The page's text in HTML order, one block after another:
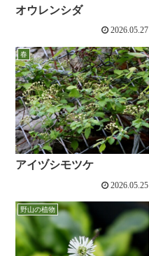
オウレンシダ
2026.05.27
春
アイヅシモツケ
2026.05.25
野山の植物